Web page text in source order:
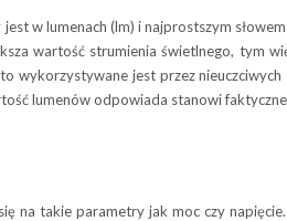
w lumenach (lm) i najprostszym
wartość strumienia świetlnego, tym
wykorzystywane jest przez
lumenów odpowiada stanowi
na takie parametry jak moc czy